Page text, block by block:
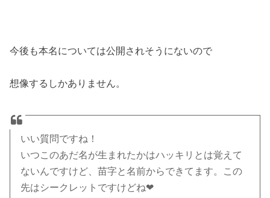
今後も本名については公開されそうにないので
想像するしかありません。
いい質問ですね！
いつこのあだ名が生まれたかはハッキリとは覚えて
ないんですけど、苗字と名前からできてます。この
先はシークレットですけどね❤︎